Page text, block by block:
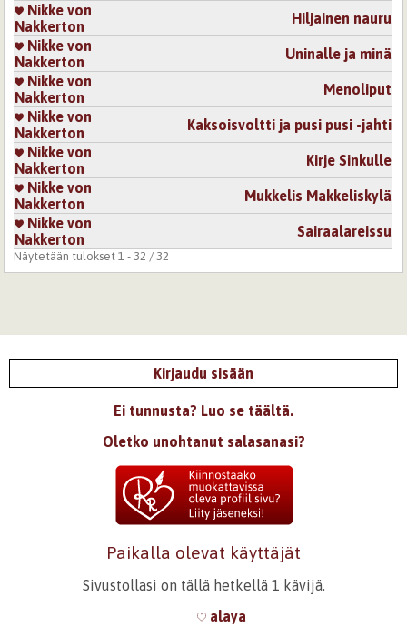
Nikke von
Nakkerton
Hiljainen nauru
Nikke von
Nakkerton
Uninalle ja minä
Nikke von
Nakkerton
Menoliput
Nikke von
Nakkerton
Kaksoisvoltti ja pusi pusi -jahti
Nikke von
Nakkerton
Kirje Sinkulle
Nikke von
Nakkerton
Mukkelis Makkeliskylä
Nikke von
Nakkerton
Sairaalareissu
Näytetään tulokset 1 - 32 / 32
Kirjaudu sisään
Ei tunnusta? Luo se täältä.
Oletko unohtanut salasanasi?
Paikalla olevat käyttäjät
Sivustollasi on tällä hetkellä 1 kävijä.
alaya